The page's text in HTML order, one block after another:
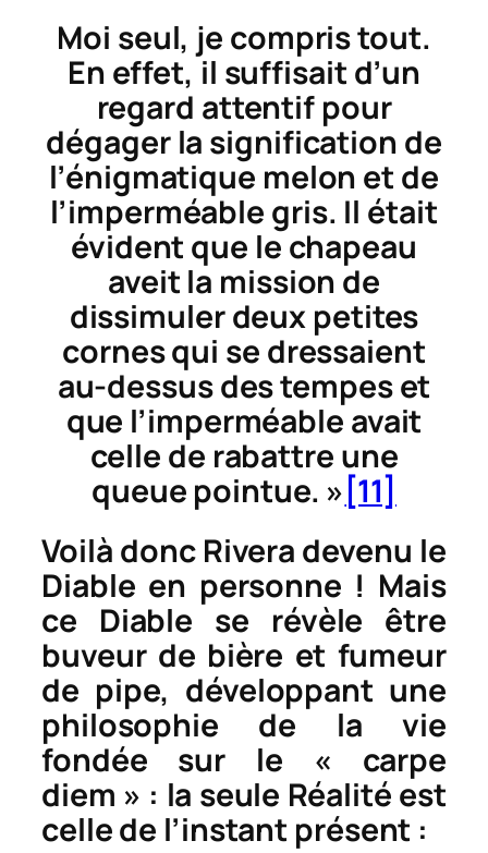
Moi seul, je compris tout.
En effet, il suffisait d’un
regard attentif pour
dégager la signification de
l’énigmatique melon et de
l’imperméable gris. Il était
évident que le chapeau
aveit la mission de
dissimuler deux petites
cornes qui se dressaient
au-dessus des tempes et
que l’imperméable avait
celle de rabattre une
queue pointue. » [11]
Voilà donc Rivera devenu le
Diable en personne ! Mais
ce Diable se révèle être
buveur de bière et fumeur
de pipe, développant une
philosophie de la vie
fondée sur le « carpe
diem » : la seule Réalité est
celle de l’instant présent :